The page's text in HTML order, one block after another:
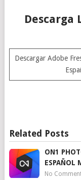
Descarga
Descargar Adobe
Related Posts
ON1
ESPAÑOL
No